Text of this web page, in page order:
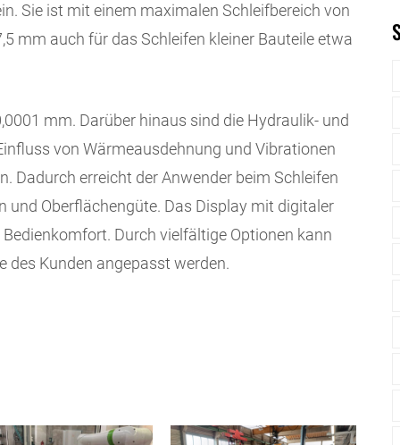
Sie ist mit einem maximalen Schleifbereich von
mm auch für das Schleifen kleiner Bauteile etwa
mm. Darüber hinaus sind die Hy­draulik- und
von Wärmeausdehnung und Vibrationen
Dadurch erreicht der Anwender beim Schleifen
und Oberflächengüte. Das Display mit digitaler
Durch vielfältige Optionen kann
des Kunden angepasst werden.